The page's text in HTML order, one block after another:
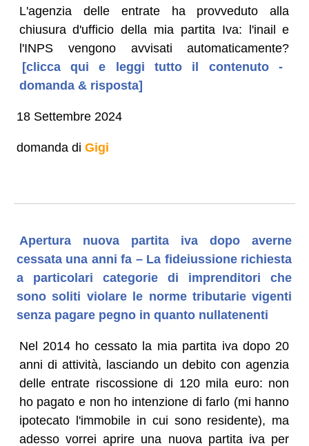
L'agenzia delle entrate ha provveduto alla
chiusura d'ufficio della mia partita Iva: l'inail e
l'INPS vengono avvisati automaticamente?
[clicca qui e leggi tutto il contenuto -
domanda & risposta]
18 Settembre 2024
domanda di Gigi
Apertura nuova partita iva dopo averne
cessata una anni fa – La fideiussione richiesta
a particolari categorie di imprenditori che
sono soliti violare le norme tributarie vigenti
senza pagare pegno in quanto nullatenenti
Nel 2014 ho cessato la mia partita iva dopo 20
anni di attività, lasciando un debito con agenzia
delle entrate riscossione di 120 mila euro: non
ho pagato e non ho intenzione di farlo (mi hanno
ipotecato l'immobile in cui sono residente), ma
adesso vorrei aprire una nuova partita iva per